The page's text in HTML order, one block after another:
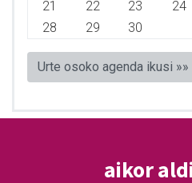
21
22 23 24
28
29 30
Urte osoko agenda ikusi »»
aikor